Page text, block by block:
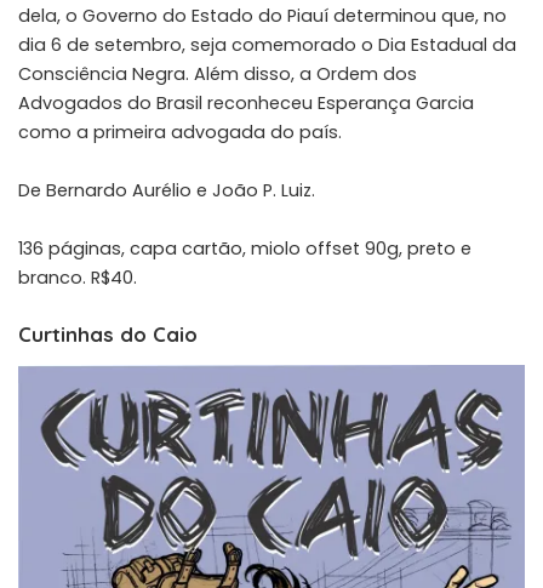
dela, o Governo do Estado do Piauí determinou que, no
dia 6 de setembro, seja comemorado o Dia Estadual da
Consciência Negra. Além disso, a Ordem dos
Advogados do Brasil reconheceu Esperança Garcia
como a primeira advogada do país.
De Bernardo Aurélio e João P. Luiz.
136 páginas, capa cartão, miolo offset 90g, preto e
branco. R$40.
Curtinhas do Caio